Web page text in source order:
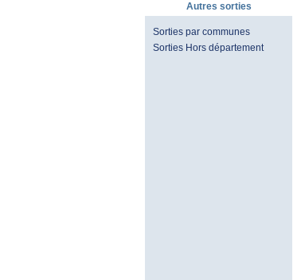
Autres sorties
Sorties par communes
Sorties Hors département